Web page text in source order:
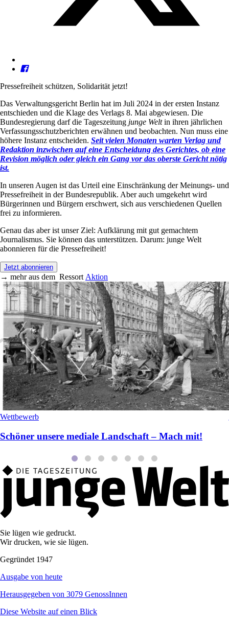
Pressefreiheit schützen, Solidarität jetzt!
Das Verwaltungsgericht Berlin hat im Juli 2024 in der ersten Instanz
entschieden und die Klage des Verlags 8. Mai abgewiesen. Die
Bundesregierung darf die Tageszeitung junge Weltin ihren jährlichen
Verfassungsschutzberichten erwähnen und beobachten. Nun muss eine
höhere Instanz entscheiden. Seit vielen Monaten warten Verlag und
Redaktion inzwischen auf eine Entscheidung des Gerichtes, ob eine
Revision möglich oder gleich ein Gang vor das oberste Gericht nötig
ist.
In unseren Augen ist das Urteil eine Einschränkung der Meinungs- und
Pressefreiheit in der Bundesrepublik. Aber auch umgekehrt wird
Bürgerinnen und Bürgern erschwert, sich aus verschiedenen Quellen
frei zu informieren.
Genau das aber ist unser Ziel: Aufklärung mit gut gemachtem
Journalismus. Sie können das unterstützen. Darum: junge Welt
abonnieren für die Pressefreiheit!
Jetzt abonnieren
→ mehr aus dem Ressort Aktion
Wettbewerb
Schöner unsere mediale Landschaft – Mach mit!
Sie lügen wie gedruckt.
Wir drucken, wie sie lügen.
Gegründet 1947
Ausgabe von heute
Herausgegeben von 3079 GenossInnen
Diese Website auf einen Blick